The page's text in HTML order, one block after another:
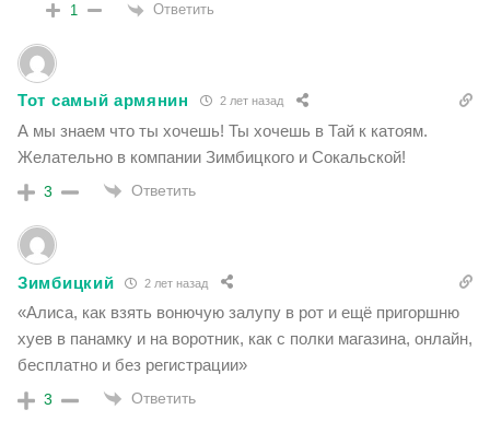
1 Ответить
Тот самый армянин 2 лет назад
А мы знаем что ты хочешь! Ты хочешь в Тай к катоям.
Желательно в компании Зимбицкого и Сокальской!
3 Ответить
Зимбицкий 2 лет назад
«Алиса, как взять вонючую залупу в рот и ещё пригоршню
хуев в панамку и на воротник, как с полки магазина, онлайн,
бесплатно и без регистрации»
3 Ответить